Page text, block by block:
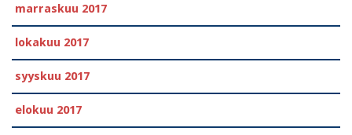
marraskuu 2017
lokakuu 2017
syyskuu 2017
elokuu 2017